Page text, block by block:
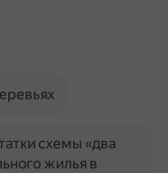
схемы «два
жилья в